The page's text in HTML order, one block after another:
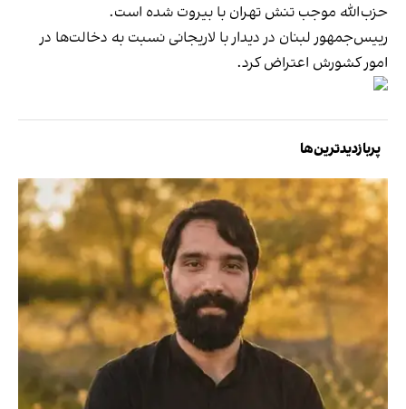
حزب‌الله موجب تنش تهران با بیروت شده است.
رییس‌جمهور لبنان در دیدار با لاریجانی نسبت به دخالت‌ها در
امور کشورش اعتراض کرد.
پربازدیدترین‌ها